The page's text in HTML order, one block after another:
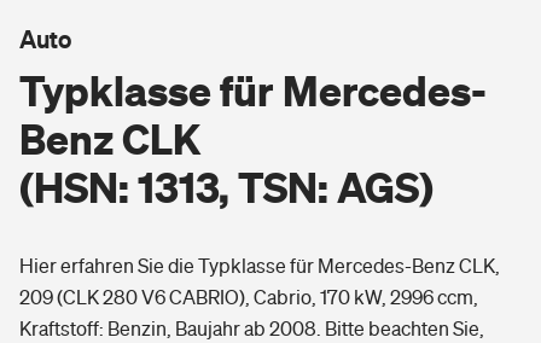
Berufsunfähigkeitsversicherung
Arbeitsrechtsschutz
Wohnen
Wohngebäudeversicherung
Hausratversicherung
Elementarversicherung
Pri­vate Haft­pflicht­
Gesundheit
Typklasse für Mercedes-
Benz CLK
(HSN: 1313, TSN: AGS)
Auto
Hier erfahren Sie die Typklasse für Mercedes-Benz CLK,
209 (CLK 280 V6 CABRIO), Cabrio, 170 kW, 2996 ccm,
Kraftstoff: Benzin, Baujahr ab 2008. Bitte beachten Sie,